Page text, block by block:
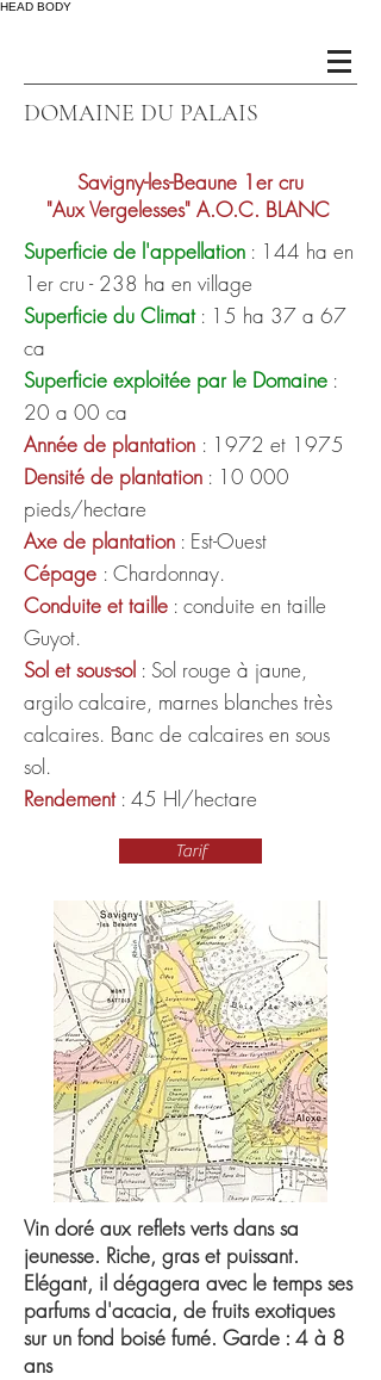
HEAD BODY
DOMAINE DU PALAIS
Savigny-les-Beaune 1er cru
"Aux Vergelesses" A.O.C. BLANC
Superficie de l'appellation : 144 ha en
1er cru - 238 ha en village
Superficie du Climat: 15 ha 37 a 67
ca
Superficie exploitée par le Domaine :
20 a 00 ca
Année de plantation : 1972 et 1975
Densité de plantation : 10 000
pieds/hectare
Axe de plantation : Est-Ouest
Cépage : Chardonnay.
Conduite et taille : conduite en taille
Guyot.
Sol et sous-sol : Sol rouge à jaune,
argilo calcaire, marnes blanches très
calcaires. Banc de calcaires en sous
sol.
Rendement: 45 Hl/hectare
Tarif
Vin doré aux reflets verts dans sa
jeunesse. Riche, gras et puissant.
Elégant, il dégagera avec le temps ses
parfums d'acacia, de fruits exotiques
sur un fond boisé fumé. Garde : 4 à 8
ans